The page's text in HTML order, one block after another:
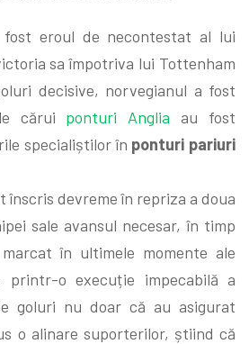
eroul de necontestat al lui
sa împotriva lui Tottenham
decisive, norvegianul a fost
cărui ponturi Anglia au fost
specialiștilor în ponturi pariuri
înscris devreme în repriza a doua
sale avansul necesar, în timp
în ultimele momente ale
printr-o execuție impecabilă a
goluri nu doar că au asigurat
o alinare suporterilor, știind că